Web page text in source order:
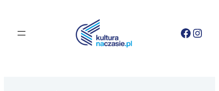
treści